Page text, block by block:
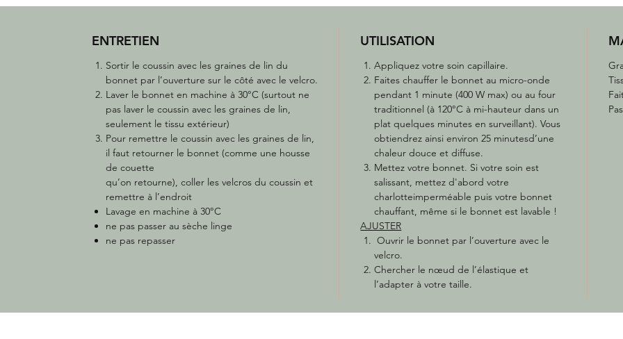
ENTRETIEN
Sortir le coussin avec les graines de lin du
bonnet par l’ouverture sur le côté avec le velcro.
Laver le bonnet en machine à 30°C (surtout ne
pas laver le coussin avec les graines de lin,
seulement le tissu extérieur)
Pour remettre le coussin avec les graines de lin,
il faut retourner le bonnet (comme une housse
de couette
qu’on retourne), coller les velcros du coussin et
remettre à l’endroit
Lavage en machine à 30°C
ne pas passer au sèche linge
ne pas repasser
UTILISATION
Appliquez votre soin capillaire.
Faites chauffer le bonnet au micro-onde
pendant 1 minute (400 W max) ou au four
traditionnel (à 120°C à mi-hauteur dans un
plat quelques minutes en surveillant). Vous
obtiendrez ainsi environ 25 minutesd’une
chaleur douce et diffuse.
Mettez votre bonnet. Si votre soin est
salissant, mettez d'abord votre
charlotteimperméable puis votre bonnet
chauffant, même si le bonnet est lavable !
AJUSTER
Ouvrir le bonnet par l’ouverture avec le
velcro.
Chercher le nœud de l’élastique et
l’adapter à votre taille.